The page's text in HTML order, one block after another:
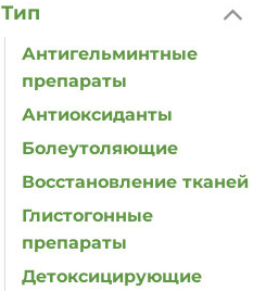
Тип
Антигельминтные
препараты
Антиоксиданты
Болеутоляющие
Восстановление тканей
Глистогонные
препараты
Детоксицирующие